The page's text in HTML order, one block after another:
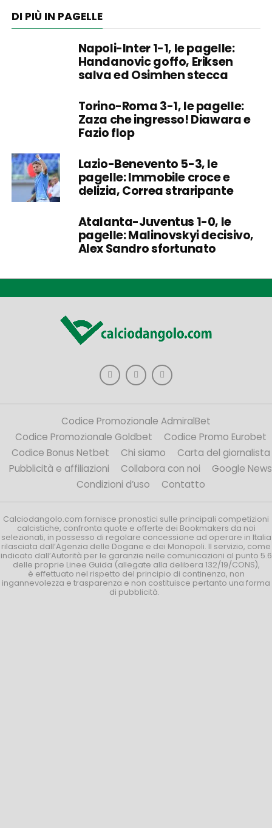
DI PIÙ IN PAGELLE
Napoli-Inter 1-1, le pagelle:
Handanovic goffo, Eriksen
salva ed Osimhen stecca
Torino-Roma 3-1, le pagelle:
Zaza che ingresso! Diawara e
Fazio flop
Lazio-Benevento 5-3, le
pagelle: Immobile croce e
delizia, Correa straripante
Atalanta-Juventus 1-0, le
pagelle: Malinovskyi decisivo,
Alex Sandro sfortunato
Codice Promozionale AdmiralBet
Codice Promozionale Goldbet
Codice Promo Eurobet
Codice Bonus Netbet
Chi siamo
Carta del giornalista
Pubblicità e affiliazioni
Collabora con noi
Google News
Condizioni d’uso
Contatto
Calciodangolo.com fornisce pronostici sulle principali competizioni
calcistiche, confronta quote e offerte dei Bookmakers da noi
selezionati, in possesso di regolare concessione ad operare in Italia
rilasciata dall’Agenzia delle Dogane e dei Monopoli. Il servizio, come
indicato dall’Autorità per le garanzie nelle comunicazioni al punto 5.6
delle proprie Linee Guida (allegate alla delibera 132/19/CONS),
è effettuato nel rispetto del principio di continenza, non
ingannevolezza e trasparenza e non costituisce pertanto una forma
di pubblicità.